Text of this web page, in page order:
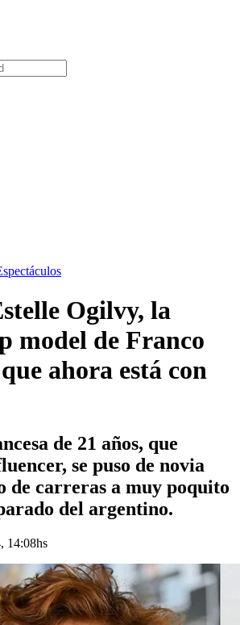
Ogilvy, la
model de Franco
ahora está con
de 21 años, que
se puso de novia
de carreras a muy poquito
del argentino.
14:08hs